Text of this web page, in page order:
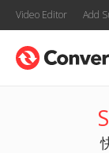
Video Editor Add